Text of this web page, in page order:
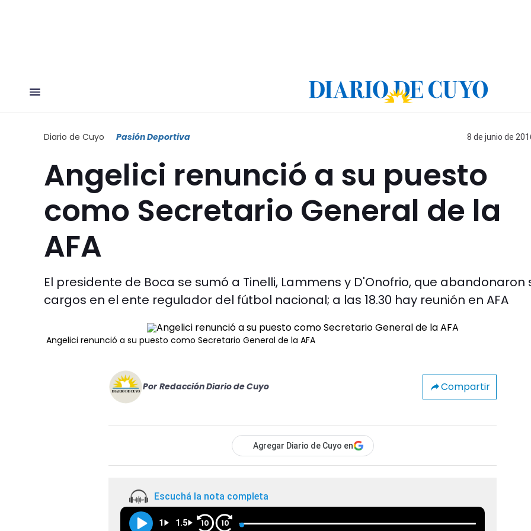
Diario de Cuyo Pasión Deportiva 8 de junio de
Angelici renunció a su puesto
como Secretario General de la
AFA
El presidente de Boca se sumó a Tinelli, Lammens y D'Onofrio, que abandonaron
cargos en el ente regulador del fútbol nacional; a las 18.30 hay reunión en AFA
Angelici renunció a su puesto como Secretario General de la AFA
Por Redacción Diario de Cuyo Compartir
Agregar Diario de Cuyo en
Escuchá la nota completa
1 1.5 10 10